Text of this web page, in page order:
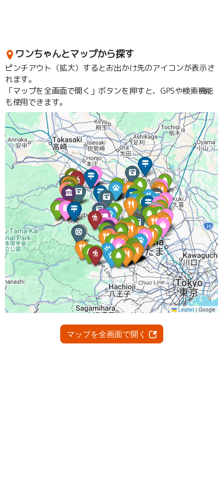
ワンちゃんとマップから探す
ピンチアウト（拡大）するとお出かけ先のアイコンが表示さ
れます。
「マップを全画面で開く」ボタンを押すと、GPSや検索機能
も使用できます。
マップを全画面で開く